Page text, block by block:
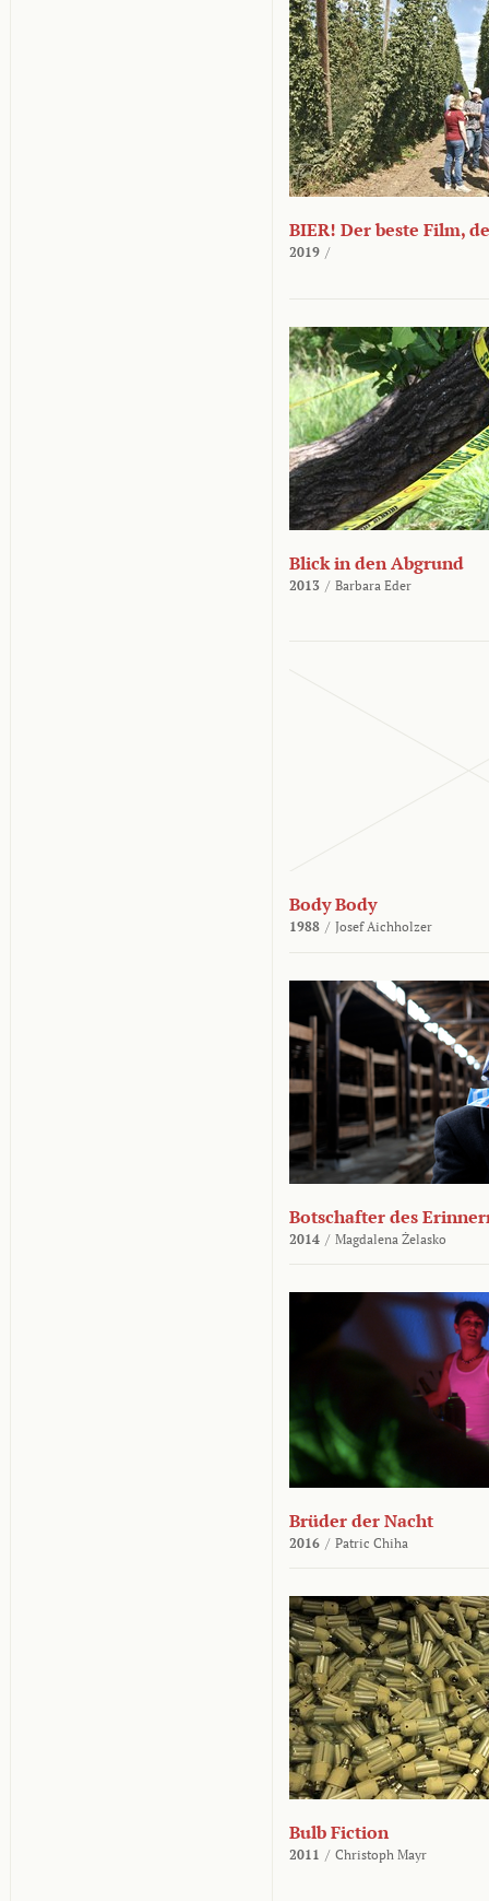
BIER! Der beste Film,
2019 /
Blick in den Abgrund
2013 / Barbara Eder
Body Body
1988 / Josef Aichholzer
Botschafter des
2014 / Magdalena Żelasko
Brüder der Nacht
2016 / Patric Chiha
Bulb Fiction
2011 / Christoph Mayr